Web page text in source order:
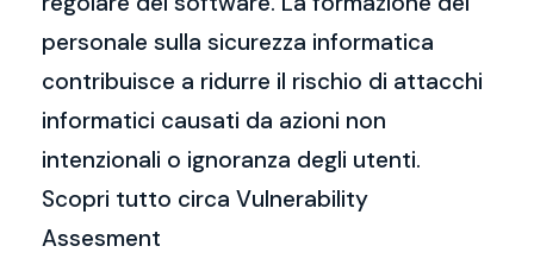
personale sulla sicurezza informatica
contribuisce a ridurre il rischio di attacchi
informatici causati da azioni non
intenzionali o ignoranza degli utenti.
Scopri tutto circa Vulnerability
Assesment